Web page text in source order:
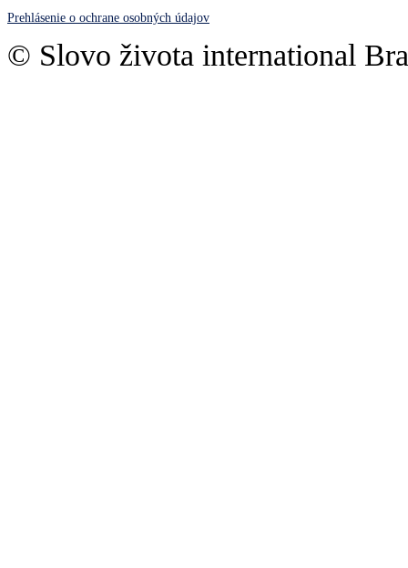
Prehlásenie o ochrane osobných údajov
© Slovo života international